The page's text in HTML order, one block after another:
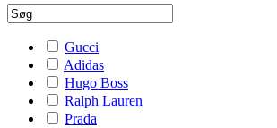
Gucci
Adidas
Hugo Boss
Ralph Lauren
Prada